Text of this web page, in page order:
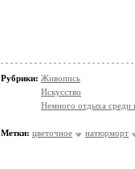
Рубрики: Живопись
Искусство
Немного отдыха среди
Метки: цветочное натюрморт